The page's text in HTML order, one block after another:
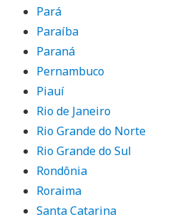
Pará
Paraíba
Paraná
Pernambuco
Piauí
Rio de Janeiro
Rio Grande do Norte
Rio Grande do Sul
Rondônia
Roraima
Santa Catarina